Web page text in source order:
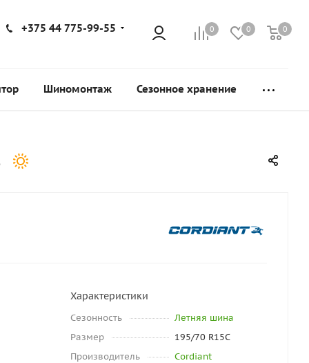
0 0 0
+375 44 775-99-55
Шиномонтаж Сезонное хранение
Характеристики
Сезонность
Летняя шина
Размер
195/70 R15C
Производитель
Cordiant